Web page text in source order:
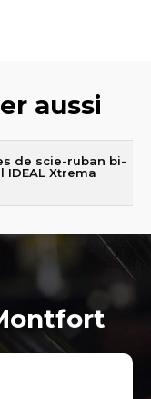
aussi
de scie-ruban bi-
IDEAL Xtrema